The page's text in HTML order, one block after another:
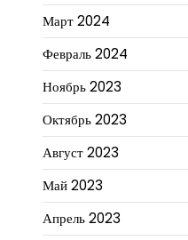
Март 2024
Февраль 2024
Ноябрь 2023
Октябрь 2023
Август 2023
Май 2023
Апрель 2023